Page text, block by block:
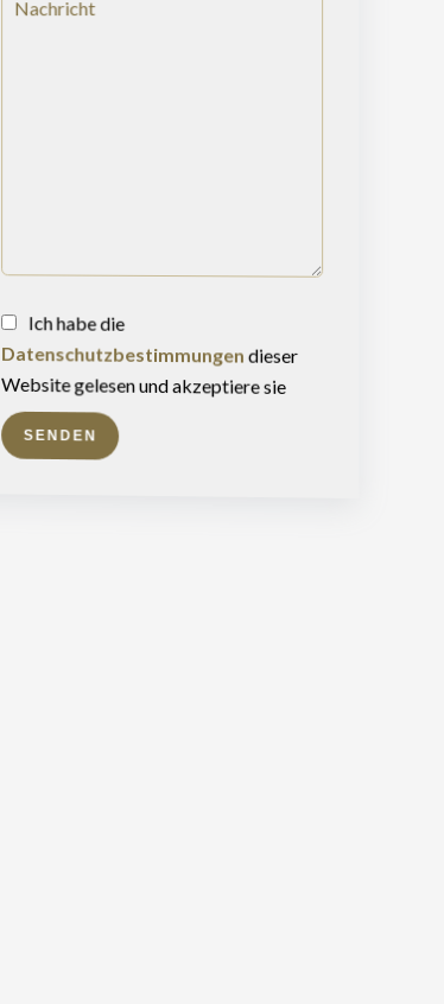
Ich habe die
Datenschutzbestimmungen dieser
Website gelesen und akzeptiere sie
SENDEN